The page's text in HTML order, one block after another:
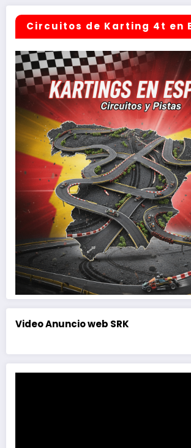
Circuitos de Karting 4t en
Video Anuncio web SRK